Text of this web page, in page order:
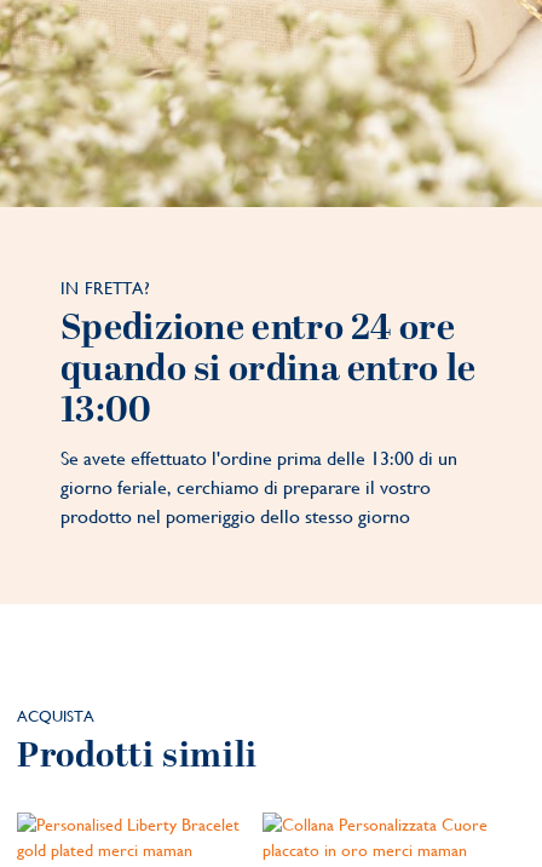
IN FRETTA?
Spedizione entro 24 ore
quando si ordina entro le
13:00
Se avete effettuato l'ordine prima delle 13:00 di un
giorno feriale, cerchiamo di preparare il vostro
prodotto nel pomeriggio dello stesso giorno
ACQUISTA
Prodotti simili